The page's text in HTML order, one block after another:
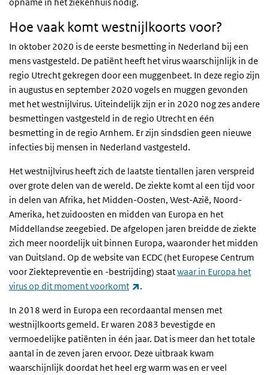
Hoe vaak komt westnijlkoorts voor?
In oktober 2020 is de eerste besmetting in Nederland bij een
mens vastgesteld. De patiënt heeft het virus waarschijnlijk in de
regio Utrecht gekregen door een muggenbeet. In deze regio zijn
in augustus en september 2020 vogels en muggen gevonden
met het westnijlvirus. Uiteindelijk zijn er in 2020 nog zes andere
besmettingen vastgesteld in de regio Utrecht en één
besmetting in de regio Arnhem. Er zijn sindsdien geen nieuwe
infecties bij mensen in Nederland vastgesteld.
Het westnijlvirus heeft zich de laatste tientallen jaren verspreid
over grote delen van de wereld. De ziekte komt al een tijd voor
in delen van Afrika, het Midden-Oosten, West-Azië, Noord-
Amerika, het zuidoosten en midden van Europa en het
Middellandse zeegebied. De afgelopen jaren breidde de ziekte
zich meer noordelijk uit binnen Europa, waaronder het midden
van Duitsland. Op de website van ECDC (het Europese Centrum
voor Ziektepreventie en -bestrijding) staatwaar in Europa het
virus op dit moment voorkomt
.
In 2018 werd in Europa een recordaantal mensen met
westnijlkoorts gemeld. Er waren 2083 bevestigde en
vermoedelijke patiënten in één jaar. Dat is meer dan het totale
aantal in de zeven jaren ervoor. Deze uitbraak kwam
waarschijnlijk doordat het heel erg warm was en er veel